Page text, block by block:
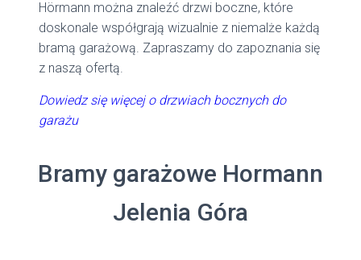
Hörmann można znaleźć drzwi boczne, które
doskonale współgrają wizualnie z niemalże każdą
bramą garażową. Zapraszamy do zapoznania się
z naszą ofertą.
Dowiedz się więcej o drzwiach bocznych do
garażu
Bramy garażowe Hormann
Jelenia Góra